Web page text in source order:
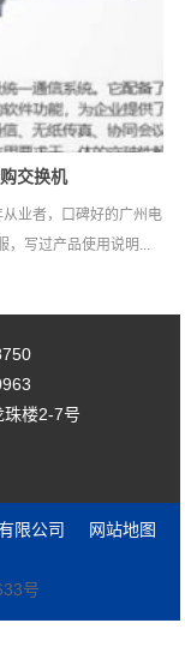
交换机
业者，口碑好的广州电
，写过产品使用说明...
珠楼2-7号
限公司
网站地图
号